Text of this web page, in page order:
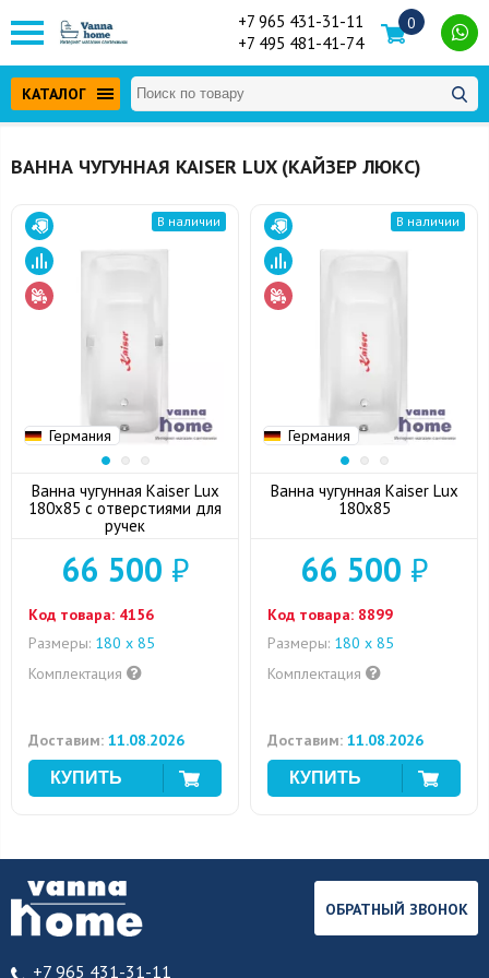
+7 965 431-31-11
+7 495 481-41-74
0
КАТАЛОГ
ВАННА ЧУГУННАЯ KAISER LUX (КАЙЗЕР ЛЮКС)
Германия
В наличии
Ванна чугунная Kaiser Lux
180x85 с отверстиями для
ручек
66 500 ₽
Код товара: 4156
Размеры: 180 х 85
Комплектация
Доставим: 11.08.2026
Германия
В наличии
Ванна чугунная Kaiser Lux
180x85
66 500 ₽
Код товара: 8899
Размеры: 180 х 85
Комплектация
Доставим: 11.08.2026
+7 965 431-31-11
ОБРАТНЫЙ ЗВОНОК